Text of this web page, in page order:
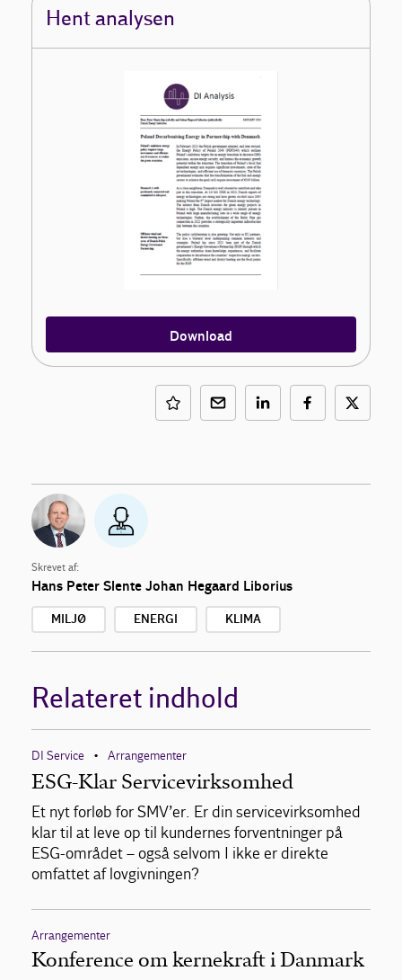
Hent analysen
Download
Skrevet af:
Hans Peter Slente Johan Hegaard Liborius
MILJØ ENERGI KLIMA
Relateret indhold
DI Service • Arrangementer
ESG-Klar Servicevirksomhed
Et nyt forløb for SMV’er. Er din servicevirksomhed
klar til at leve op til kundernes forventninger på
ESG-området – også selvom I ikke er direkte
omfattet af lovgivningen?
Arrangementer
Konference om kernekraft i Danmark